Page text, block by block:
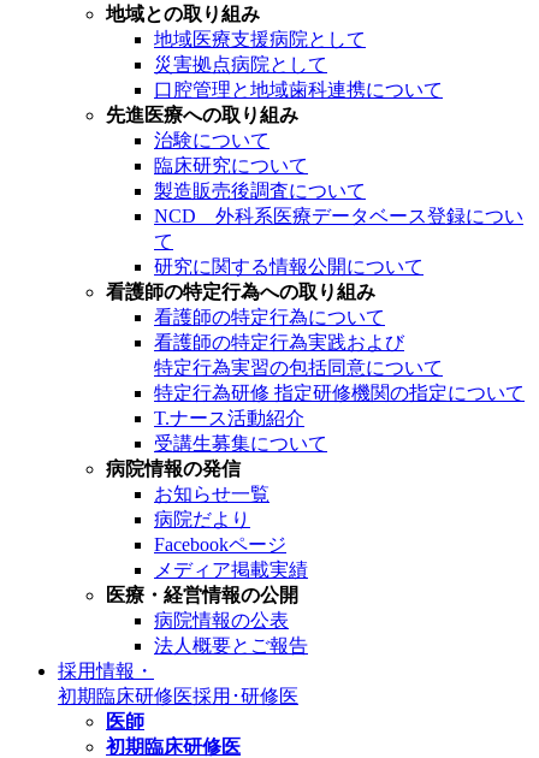
地域との取り組み
地域医療支援病院として
災害拠点病院として
口腔管理と地域歯科連携について
先進医療への取り組み
治験について
臨床研究について
製造販売後調査について
NCD 外科系医療データベース登録につい
て
研究に関する情報公開について
看護師の特定行為への取り組み
看護師の特定行為について
看護師の特定行為実践および
特定行為実習の包括同意について
特定行為研修 指定研修機関の指定について
T.ナース活動紹介
受講生募集について
病院情報の発信
お知らせ一覧
病院だより
Facebookページ
メディア掲載実績
医療・経営情報の公開
病院情報の公表
法人概要とご報告
採用情報・
初期臨床研修医採用･研修医
医師
初期臨床研修医